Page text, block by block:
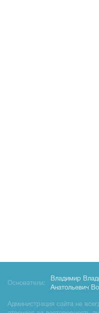
Основатели:
Владимир
Анатольевич
Администрация сайта не